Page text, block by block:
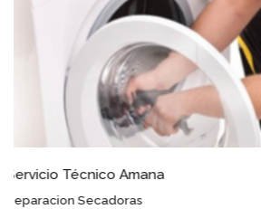
Servicio Técnico Amana Pozohondo
Conocimientos Avanzados